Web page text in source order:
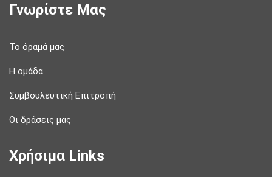
Γνωρίστε Μας
Το όραμά μας
Η ομάδα
Συμβουλευτική Επιτροπή
Οι δράσεις μας
Χρήσιμα Links